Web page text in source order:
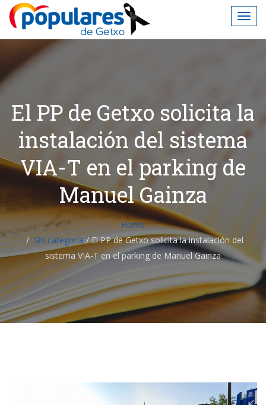
El PP de Getxo solicita la
instalación del sistema
VIA-T en el parking de
Manuel Gainza
Home
Sin categoría /El PP de Getxo solicita la instalación del
sistema VIA-T en el parking de Manuel Gainza